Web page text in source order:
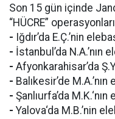
Son 15 gün içinde
“HÜCRE”
- Iğdır’da E.Ç.’nin
- İstanbul’da N.A.’nın
- Afyonkarahisar’da
- Balıkesir’de M.A.’nın
- Şanlıurfa’da M.K.‘nın
- Yalova‘da M.B.’nin